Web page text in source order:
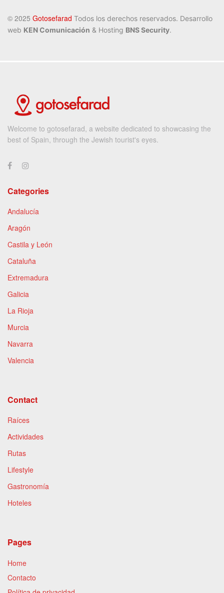
©️ 2025 Gotosefarad Todos los derechos reservados. Desarrollo
web KEN Comunicación & Hosting BNS Security.
Welcome to gotosefarad, a website dedicated to showcasing the
best of Spain, through the Jewish tourist's eyes.
Categories
Andalucía
Aragón
Castila y León
Cataluña
Extremadura
Galicia
La Rioja
Murcia
Navarra
Valencia
Contact
Raíces
Actividades
Rutas
Lifestyle
Gastronomía
Hoteles
Pages
Home
Contacto